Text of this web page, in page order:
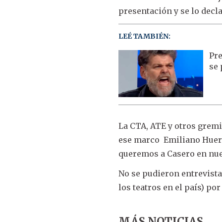
presentación y se lo
LEÉ TAMBIÉN:
se
La CTA, ATE y otros
ese marco Emiliano
queremos a Casero en
No se pudieron
los teatros en el país)